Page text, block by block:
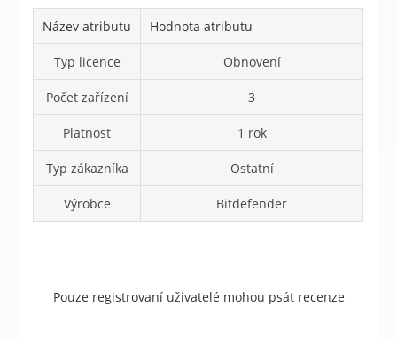
Název atributu Hodnota atributu
Typ licence Obnovení
Počet zařízení 3
Platnost 1 rok
Typ zákazníka Ostatní
Výrobce Bitdefender
Pouze registrovaní uživatelé mohou psát recenze